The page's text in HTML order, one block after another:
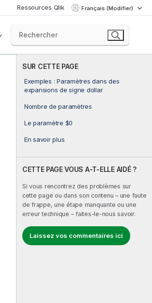
Ressources Qlik Français (Modifier)
SUR CETTE PAGE
Exemples : Paramètres dans des
expansions de signe dollar
Nombre de paramètres
Le paramètre $0
En savoir plus
CETTE PAGE VOUS A-T-ELLE AIDÉ ?
Si vous rencontrez des problèmes sur
cette page ou dans son contenu – une faute
de frappe, une étape manquante ou une
erreur technique – faites-le-nous savoir.
Laissez vos commentaires ici